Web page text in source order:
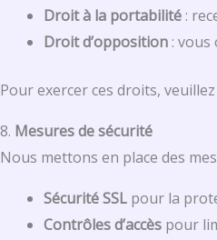
Droit à la portabilité :
Droit d’opposition :
Pour exercer ces droits,
8. Mesures de sécurité
Nous mettons en place des
Sécurité SSL pour la
Contrôles d’accès pour